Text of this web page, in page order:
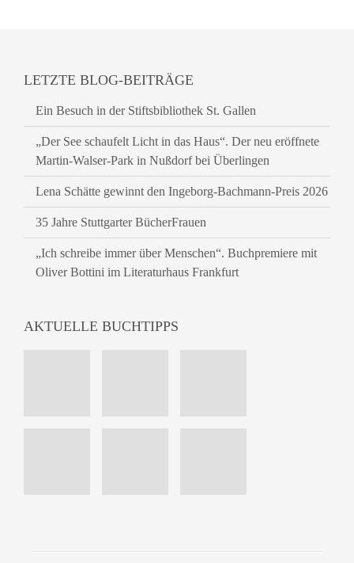
LETZTE BLOG-BEITRÄGE
Ein Besuch in der Stiftsbibliothek St. Gallen
„Der See schaufelt Licht in das Haus“. Der neu eröffnete
Martin-Walser-Park in Nußdorf bei Überlingen
Lena Schätte gewinnt den Ingeborg-Bachmann-Preis 2026
35 Jahre Stuttgarter BücherFrauen
„Ich schreibe immer über Menschen“. Buchpremiere mit
Oliver Bottini im Literaturhaus Frankfurt
AKTUELLE BUCHTIPPS